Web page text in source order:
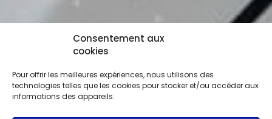
Consentement aux
cookies
Pour offrir les meilleures expériences, nous utilisons des
technologies telles que les cookies pour stocker et/ou accéder aux
informations des appareils.